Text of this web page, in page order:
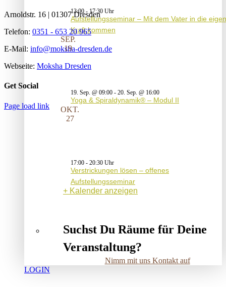
13:00 - 17:30
Aufstellungsseminar – Mit dem Vater in die
Kraft kommen
SEP.
19
19. Sep. @ 09:00 - 20. Sep. @ 16:00
Yoga & Spiraldynamik® – Modul II
OKT.
27
17:00 - 20:30
Verstrickungen lösen – offenes
Aufstellungsseminar
Kalender anzeigen
Suchst Du Räume für Deine
Veranstaltung?
Nimm mit uns Kontakt auf
LOGIN
Arnoldstr. 16 | 01307 Dresden
Telefon: 0351 - 653 20 965
E-Mail: info@moksha-dresden.de
Webseite: Moksha Dresden
Get Social
Page load link